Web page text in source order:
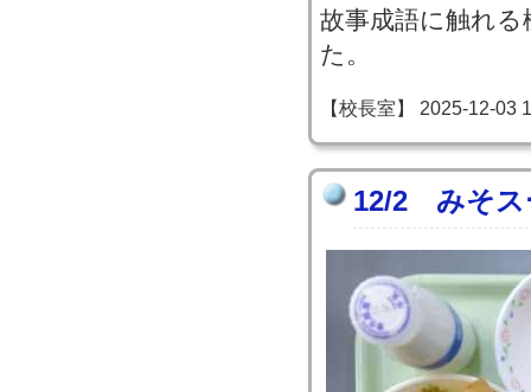
故事成語に触れ
た。
【校長室】 2025-12-03
12/2 みそス